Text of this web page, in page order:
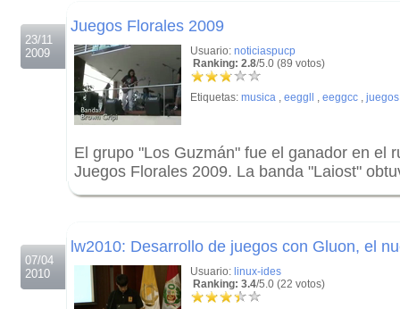
23/11
2009
Juegos Florales 2009
Usuario: noticiaspucp
Ranking: 2.8/5.0 (89 votos)
Etiquetas: musica , eeggll , eeggcc , juegos
El grupo "Los Guzmán" fue el ganador en el
Juegos Florales 2009. La banda "Laiost"
07/04
2010
lw2010: Desarrollo de juegos con Gluon, el
Usuario: linux-ides
Ranking: 3.4/5.0 (22 votos)